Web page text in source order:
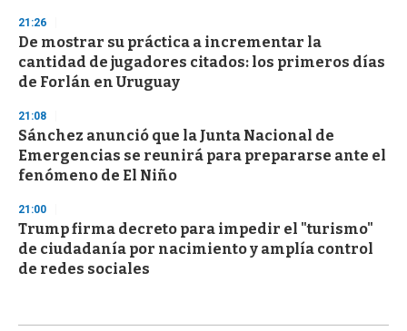
21:26
De mostrar su práctica a incrementar la
cantidad de jugadores citados: los primeros días
de Forlán en Uruguay
21:08
Sánchez anunció que la Junta Nacional de
Emergencias se reunirá para prepararse ante el
fenómeno de El Niño
21:00
Trump firma decreto para impedir el "turismo"
de ciudadanía por nacimiento y amplía control
de redes sociales